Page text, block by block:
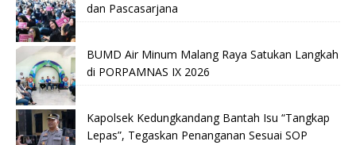
dan Pascasarjana
BUMD Air Minum Malang Raya Satukan Langkah
di PORPAMNAS IX 2026
Kapolsek Kedungkandang Bantah Isu “Tangkap
Lepas”, Tegaskan Penanganan Sesuai SOP